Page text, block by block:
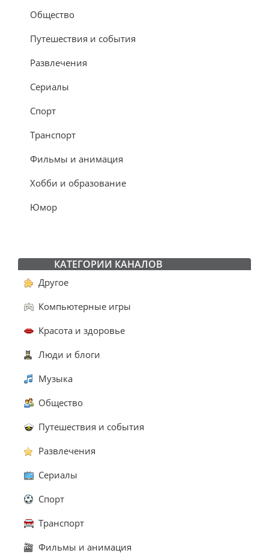
Общество
Путешествия и события
Развлечения
Сериалы
Спорт
Транспорт
Фильмы и анимация
Хобби и образование
Юмор
КАТЕГОРИИ КАНАЛОВ
Другое
Компьютерные игры
Красота и здоровье
Люди и блоги
Музыка
Общество
Путешествия и события
Развлечения
Сериалы
Спорт
Транспорт
Фильмы и анимация